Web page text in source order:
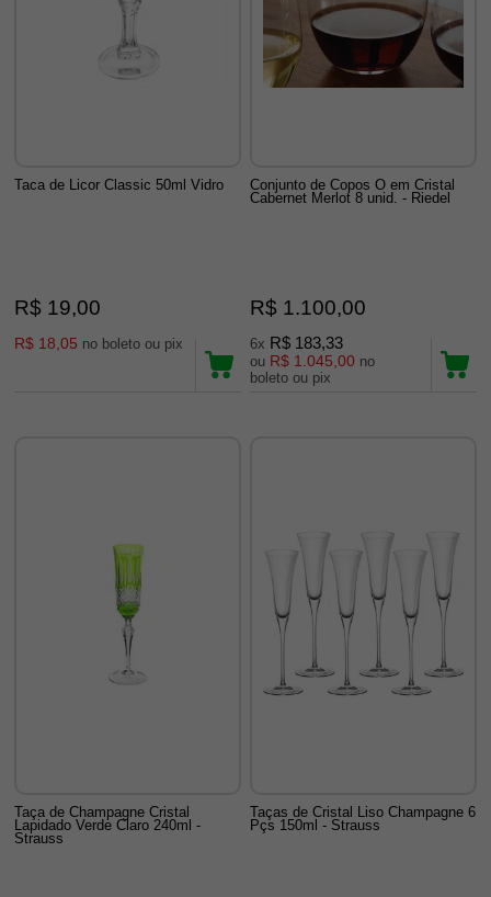
Taca de Licor Classic 50ml Vidro
R$ 19,00
R$ 18,05 no boleto ou pix
Conjunto de Copos O em Cristal
Cabernet Merlot 8 unid. - Riedel
R$ 1.100,00
6x R$ 183,33
ou R$ 1.045,00 no
boleto ou pix
Taça de Champagne Cristal
Lapidado Verde Claro 240ml -
Strauss
Taças de Cristal Liso Champagne 6
Pçs 150ml - Strauss